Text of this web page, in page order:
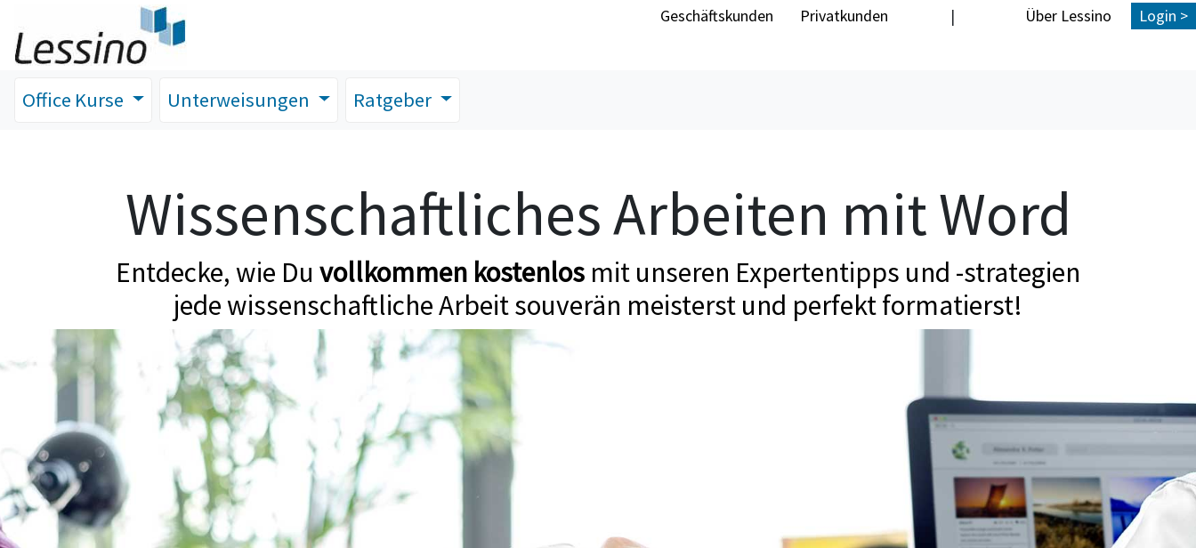
Geschäftskunden Privatkunden | Über Lessino Login >
Office Kurse Unterweisungen Ratgeber
Wissenschaftliches Arbeiten mit Word
Entdecke, wie Du vollkommen kostenlos mit unseren Expertentipps und -strategien
jede wissenschaftliche Arbeit souverän meisterst und perfekt formatierst!